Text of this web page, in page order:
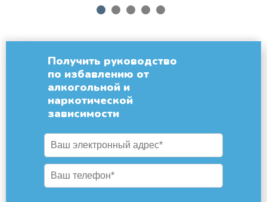
1 2 3 4 5
Получить руководство
по избавлению от
алкогольной и
наркотической
зависимости